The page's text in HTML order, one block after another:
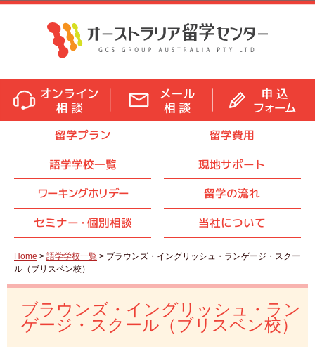
留学プラン
留学費用
語学学校一覧
現地サポート
ワーキングホリデー
留学の流れ
セミナー・ 個別相談 当社について
Home > 語学学校一覧 > ブラウンズ・イングリッシュ・ランゲージ・スクー
ル（ブリスベン校）
ブラウンズ・イングリッシュ・ラン
ゲージ・スクール（ブリスベン校）